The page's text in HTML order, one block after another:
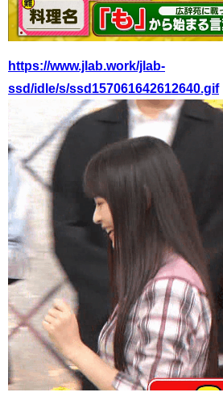
https://www.jlab.work/jlab-
ssd/idle/s/ssd157061642612640.gif